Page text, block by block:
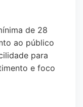
de 28
ao público
para
e foco